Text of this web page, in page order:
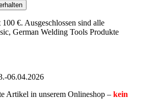
€. Ausgeschlossen sind alle
German Welding Tools Produkte
06.04.2026
Artikel in unserem Onlineshop – kein